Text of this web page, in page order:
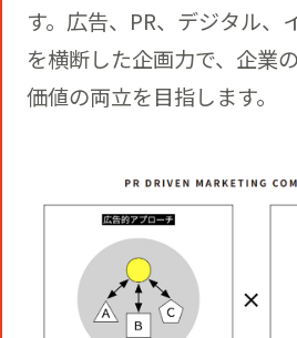
す。広告、PR、デジタル、
を横断した企画力で、企業
価値の両立を目指します。